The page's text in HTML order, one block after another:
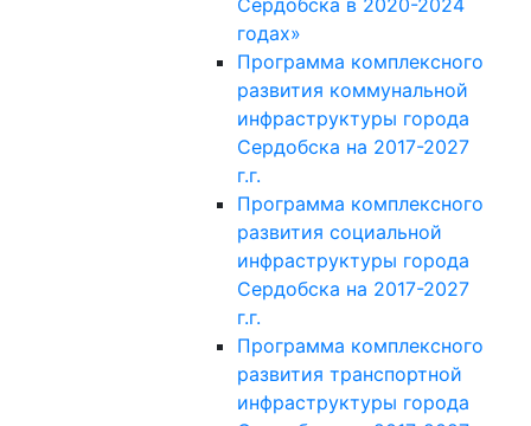
Сердобска в 2020-2024
годах»
Программа комплексного
развития коммунальной
инфраструктуры города
Сердобска на 2017-2027
г.г.
Программа комплексного
развития социальной
инфраструктуры города
Сердобска на 2017-2027
г.г.
Программа комплексного
развития транспортной
инфраструктуры города